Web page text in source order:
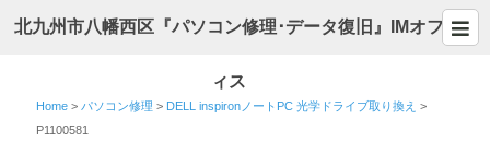
北九州市八幡西区『パソコン修理･データ復旧』IMオフ
ィス
Home > パソコン修理 > DELL inspironノートPC 光学ドライブ取り換え >
P1100581